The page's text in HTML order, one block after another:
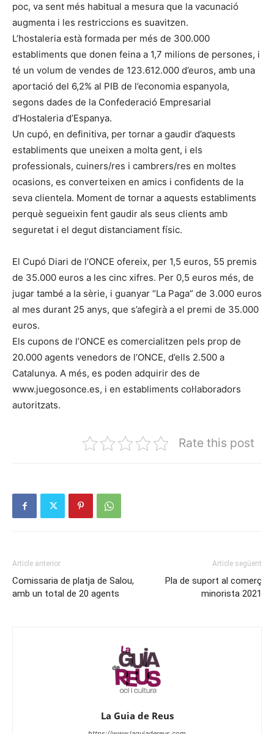
poc, va sent més habitual a mesura que la vacunació
augmenta i les restriccions es suavitzen.
L’hostaleria està formada per més de 300.000
establiments que donen feina a 1,7 milions de persones, i
té un volum de vendes de 123.612.000 d’euros, amb una
aportació del 6,2% al PIB de l’economia espanyola,
segons dades de la Confederació Empresarial
d’Hostaleria d’Espanya.
Un cupó, en definitiva, per tornar a gaudir d’aquests
establiments que uneixen a molta gent, i els
professionals, cuiners/res i cambrers/res en moltes
ocasions, es converteixen en amics i confidents de la
seva clientela. Moment de tornar a aquests establiments
perquè segueixin fent gaudir als seus clients amb
seguretat i el degut distanciament físic.
El Cupó Diari de l’ONCE ofereix, per 1,5 euros, 55 premis
de 35.000 euros a les cinc xifres. Per 0,5 euros més, de
jugar també a la sèrie, i guanyar “La Paga” de 3.000 euros
al mes durant 25 anys, que s’afegirà a el premi de 35.000
euros.
Els cupons de l’ONCE es comercialitzen pels prop de
20.000 agents venedors de l’ONCE, d’ells 2.500 a
Catalunya. A més, es poden adquirir des de
www.juegosonce.es, i en establiments col·laboradors
autoritzats.
Rate this post
Article anterior
Comissaria de platja de Salou,
amb un total de 20 agents
Article següent
Pla de suport al comerç
minorista 2021
La Guia de Reus